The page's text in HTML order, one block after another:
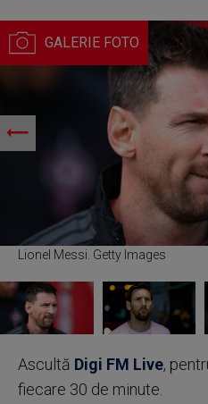
Lionel Messi. Getty Images
Ascultă Digi FM Live,
fiecare 30 de minute.